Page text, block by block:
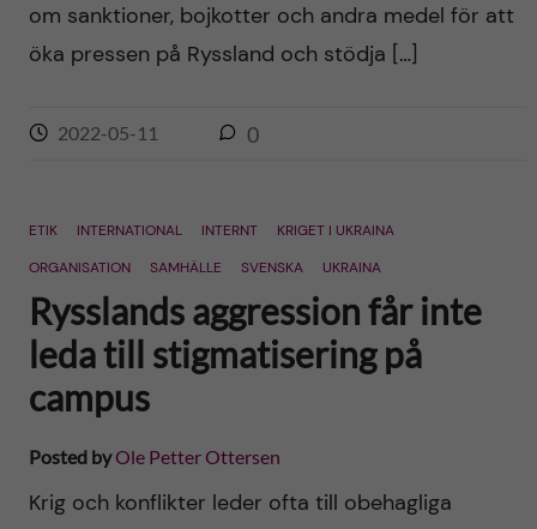
om sanktioner, bojkotter och andra medel för att
öka pressen på Ryssland och stödja […]
2022-05-11 0
ETIK INTERNATIONAL INTERNT
KRIGET I UKRAINA
ORGANISATION
SAMHÄLLE SVENSKA UKRAINA
Rysslands aggression får inte
leda till stigmatisering på
campus
Posted byOle Petter Ottersen
Krig och konflikter leder ofta till obehagliga